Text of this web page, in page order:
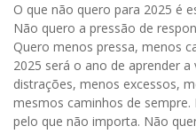
O que não quero para 2025 é
Não quero a pressão de
Quero menos pressa, menos
2025 será o ano de aprender
distrações, menos excessos,
mesmos caminhos de
pelo que não importa. Não